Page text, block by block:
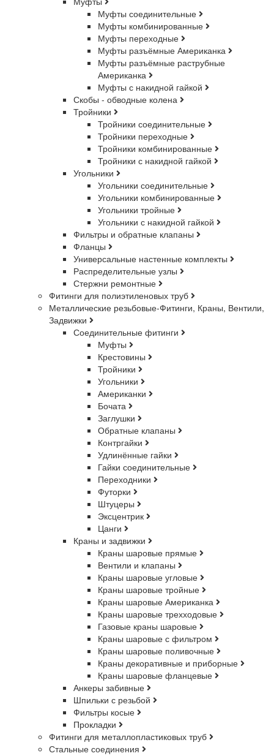
Муфты соединительные
Муфты комбинированные
Муфты переходные
Муфты разъёмные Американка
Муфты разъёмные раструбные
Американка
Муфты с накидной гайкой
Скобы - обводные колена
Тройники
Тройники соединительные
Тройники переходные
Тройники комбинированные
Тройники с накидной гайкой
Угольники
Угольники соединительные
Угольники комбинированные
Угольники тройные
Угольники с накидной гайкой
Фильтры и обратные клапаны
Фланцы
Универсальные настенные комплекты
Распределительные узлы
Стержни ремонтные
Фитинги для полиэтиленовых труб
Металлические резьбовые-Фитинги, Краны, Вентили,
Задвижки
Соединительные фитинги
Муфты
Крестовины
Тройники
Угольники
Американки
Бочата
Заглушки
Обратные клапаны
Контргайки
Удлинённые гайки
Гайки соединительные
Переходники
Футорки
Штуцеры
Эксцентрик
Цанги
Краны и задвижки
Краны шаровые прямые
Вентили и клапаны
Краны шаровые угловые
Краны шаровые тройные
Краны шаровые Американка
Краны шаровые трехходовые
Газовые краны шаровые
Краны шаровые с фильтром
Краны шаровые поливочные
Краны декоративные и приборные
Краны шаровые фланцевые
Анкеры забивные
Шпильки с резьбой
Фильтры косые
Прокладки
Фитинги для металлопластиковых труб
Стальные соединения